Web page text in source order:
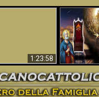
1:23:58
La Bibbia
70 anni